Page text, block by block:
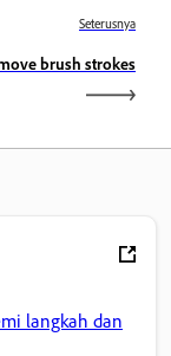
Seterusnya
brush strokes
langkah dan